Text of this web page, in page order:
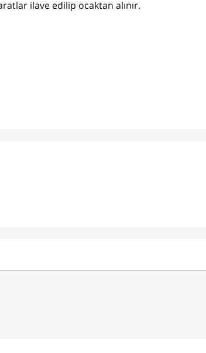
ilave edilip ocaktan alınır.